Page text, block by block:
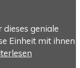
geniale
Einheit mit ihnen